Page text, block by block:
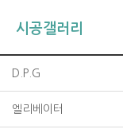
시공갤러리
D.P.G
엘리베이터